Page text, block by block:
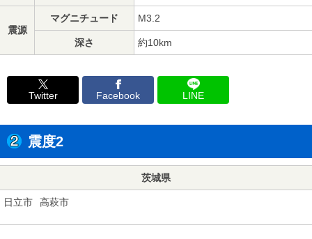
震源
マグニチュード M3.2
深さ 約10km
Twitter Facebook LINE
震度2
茨城県
日立市 高萩市